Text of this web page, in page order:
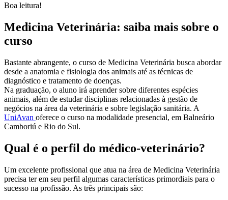
Boa leitura!
Medicina Veterinária: saiba mais sobre o
curso
Bastante abrangente, o curso de Medicina Veterinária busca abordar
desde a anatomia e fisiologia dos animais até as técnicas de
diagnóstico e tratamento de doenças.
Na graduação, o aluno irá aprender sobre diferentes espécies
animais, além de estudar disciplinas relacionadas à gestão de
negócios na área da veterinária e sobre legislação sanitária. A
UniAvan oferece o curso na modalidade presencial, em Balneário
Camboriú e Rio do Sul.
Qual é o perfil do médico-veterinário?
Um excelente profissional que atua na área de Medicina Veterinária
precisa ter em seu perfil algumas características primordiais para o
sucesso na profissão. As três principais são: